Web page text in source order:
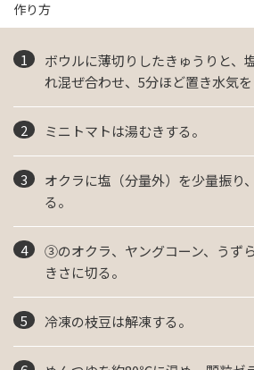
作り方
ボウルに薄切りしたきゅうりと、
れ混ぜ合わせ、5分ほど置き水気を
ミニトマトは湯むきする。
オクラに塩（分量外）を少量振り
る。
③のオクラ、ヤングコーン、うず
きさに切る。
冷凍の枝豆は解凍する。